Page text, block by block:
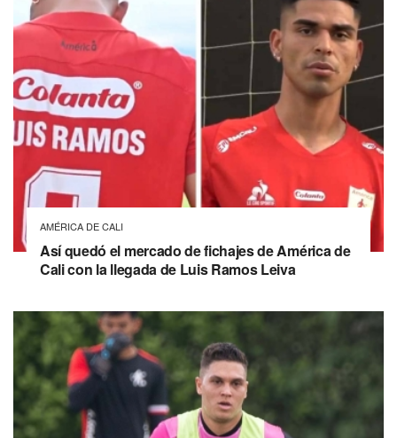
AMÉRICA DE CALI
Así quedó el mercado de fichajes de América de
Cali con la llegada de Luis Ramos Leiva